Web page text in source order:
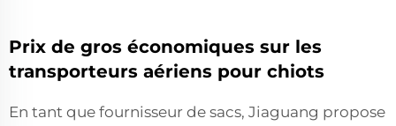
Prix de gros économiques sur les
transporteurs aériens pour chiots
En tant que fournisseur de sacs, Jiaguang propose